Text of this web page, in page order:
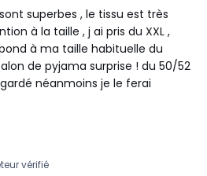
superbes , le tissu est très
à la taille , j ai pris du XXL ,
à ma taille habituelle du
de pyjama surprise ! du 50/52
néanmoins je le ferai
vérifié